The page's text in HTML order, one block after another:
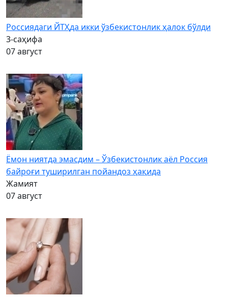
Россиядаги ЙТҲда икки ўзбекистонлик ҳалок бўлди
3-саҳифа
07 август
Ёмон ниятда эмасдим – Ўзбекистонлик аёл Россия
байроғи туширилган пойандоз ҳақида
Жамият
07 август